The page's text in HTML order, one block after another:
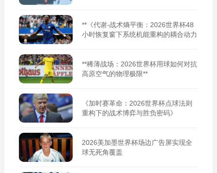
**《代谢-战术熵平衡：2026世界杯48
小时恢复窗下系统机能重构的耦合动力
**稀薄战场：2026世界杯用球如何对抗
高原空气的物理极限**
《加时赛革命：2026世界杯点球法则
重构下的战术博弈与胜负密码》
2026美加墨世界杯场边广告屏实现全
球无死角覆盖